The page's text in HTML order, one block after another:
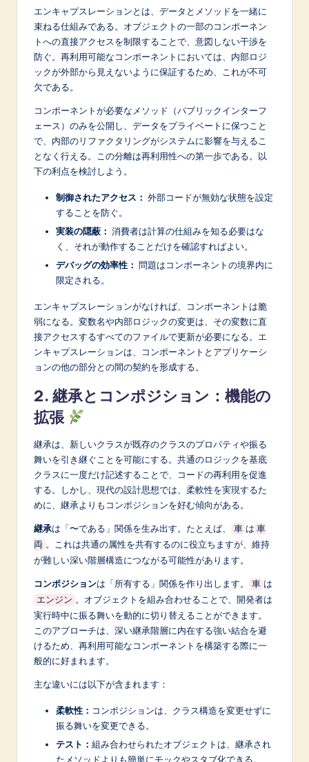
エンキャプスレーションとは、データとメソッドを一緒に
束ねる仕組みである。オブジェクトの一部のコンポーネン
トへの直接アクセスを制限することで、意図しない干渉を
防ぐ。再利用可能なコンポーネントにおいては、内部ロジ
ックが外部から見えないように保証するため、これが不可
欠である。
コンポーネントが必要なメソッド（パブリックインターフ
ェース）のみを公開し、データをプライベートに保つこと
で、内部のリファクタリングがシステムに影響を与えるこ
となく行える。この分離は再利用性への第一歩である。以
下の利点を検討しよう。
制御されたアクセス： 外部コードが無効な状態を設定
することを防ぐ。
実装の隠蔽： 消費者は計算の仕組みを知る必要はな
く、それが動作することだけを確認すればよい。
デバッグの効率性： 問題はコンポーネントの境界内に
限定される。
エンキャプスレーションがなければ、コンポーネントは脆
弱になる。変数名や内部ロジックの変更は、その変数に直
接アクセスするすべてのファイルで更新が必要になる。エ
ンキャプスレーションは、コンポーネントとアプリケーシ
ョンの他の部分との間の契約を形成する。
2. 継承とコンポジション：機能の
拡張
継承は、新しいクラスが既存のクラスのプロパティや振る
舞いを引き継ぐことを可能にする。共通のロジックを基底
クラスに一度だけ記述することで、コードの再利用を促進
する。しかし、現代の設計思想では、柔軟性を実現するた
めに、継承よりもコンポジションを好む傾向がある。
継承は「〜である」関係を生み出す。たとえば、 車 は 車
両 。これは共通の属性を共有するのに役立ちますが、維持
が難しい深い階層構造につながる可能性があります。
コンポジションは「所有する」関係を作り出します。 車 は
エンジン 。オブジェクトを組み合わせることで、開発者は
実行時中に振る舞いを動的に切り替えることができます。
このアプローチは、深い継承階層に内在する強い結合を避
けるため、再利用可能なコンポーネントを構築する際に一
般的に好まれます。
主な違いには以下が含まれます：
柔軟性： コンポジションは、クラス構造を変更せずに
振る舞いを変更できる。
テスト： 組み合わせられたオブジェクトは、継承され
たメソッドよりも簡単にモックやスタブ化できる。